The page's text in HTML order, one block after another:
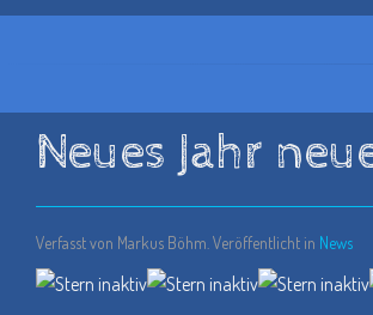
Neues Jahr
Verfasst von Markus Böhm. Veröffentlicht in News